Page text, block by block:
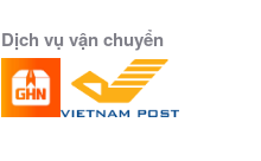
Dịch vụ vận chuyển